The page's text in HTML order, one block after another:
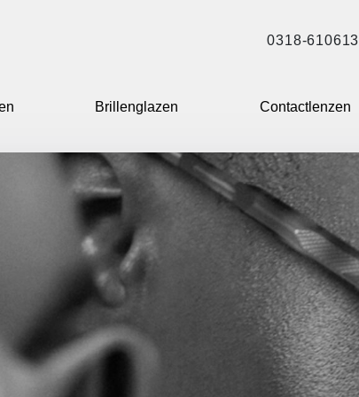
0318-610613
Brillenglazen Contactlenzen